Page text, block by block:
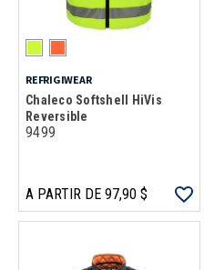
REFRIGIWEAR
Chaleco Softshell HiVis
Reversible
9499
A PARTIR DE 97,90 $